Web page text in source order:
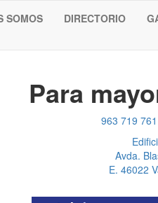
SOMOS DIRECTORIO
Para
963 719 761
Avda.
E. 46022